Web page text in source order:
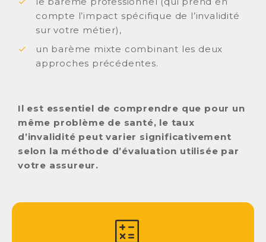
compte l’impact spécifique de l’invalidité
sur votre métier),
un barème mixte combinant les deux
approches précédentes.
Il est essentiel de comprendre que pour un
même problème de santé, le taux
d’invalidité peut varier significativement
selon la méthode d’évaluation utilisée par
votre assureur.